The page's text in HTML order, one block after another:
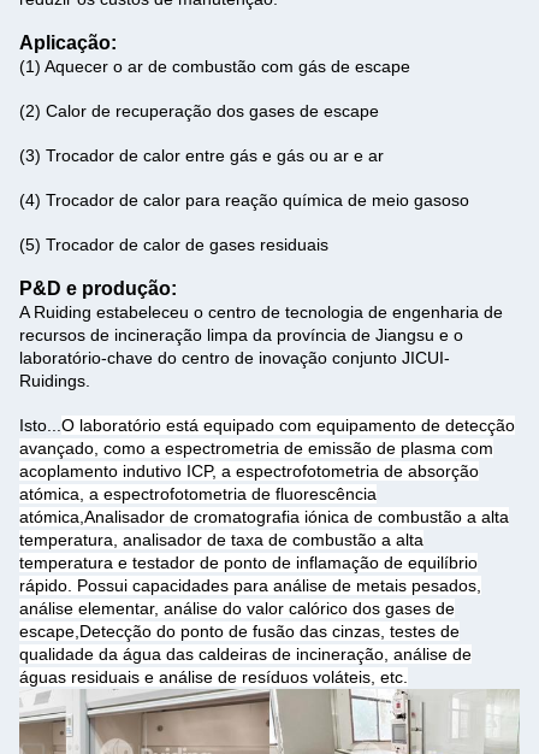
Aplicação:
(1) Aquecer o ar de combustão com gás de escape
(2) Calor de recuperação dos gases de escape
(3) Trocador de calor entre gás e gás ou ar e ar
(4) Trocador de calor para reação química de meio gasoso
(5) Trocador de calor de gases residuais
P&D e produção:
A Ruiding estabeleceu o centro de tecnologia de engenharia de
recursos de incineração limpa da província de Jiangsu e o
laboratório-chave do centro de inovação conjunto JICUI-
Ruidings.
Isto... O laboratório está equipado com equipamento de detecção
avançado, como a espectrometria de emissão de plasma com
acoplamento indutivo ICP, a espectrofotometria de absorção
atómica, a espectrofotometria de fluorescência
atómica,Analisador de cromatografia iónica de combustão a alta
temperatura, analisador de taxa de combustão a alta
temperatura e testador de ponto de inflamação de equilíbrio
rápido. Possui capacidades para análise de metais pesados,
análise elementar, análise do valor calórico dos gases de
escape,Detecção do ponto de fusão das cinzas, testes de
qualidade da água das caldeiras de incineração, análise de
águas residuais e análise de resíduos voláteis, etc.